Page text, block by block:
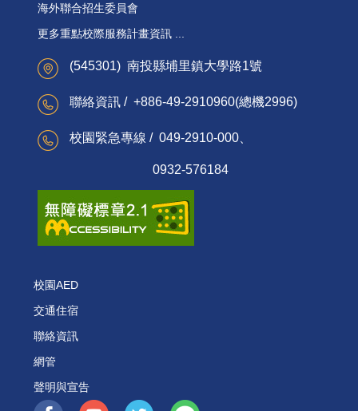
海外聯合招生委員會
更多重點校際服務計畫資訊 ...
(545301) 南投縣埔里鎮大學路1號
聯絡資訊 / +886-49-2910960(總機2996)
校園緊急專線 / 049-2910-000、
0932-576184
校園AED
交通住宿
聯絡資訊
網管
聲明與宣告